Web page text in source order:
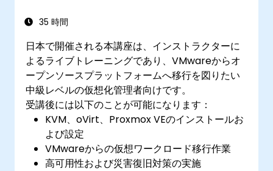
の構築ができる。
クル管理・アップグレードが行える。
一般的な問題のトラブルシューティングや最
適な運用方法を実践できる。
35 時間
日本で開催される本講座は、インストラクターに
よるライブトレーニングであり、VMwareからオ
ープンソースプラットフォームへ移行を図りたい
中級レベルの仮想化管理者向けです。
受講後には以下のことが可能になります：
KVM、oVirt、Proxmox VEのインストールお
よび設定
VMwareからの仮想ワークロード移行作業
高可用性および災害復旧対策の実施